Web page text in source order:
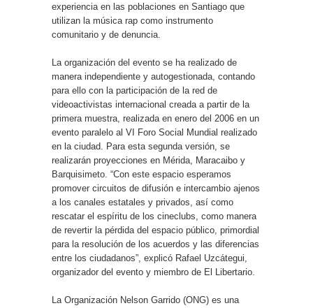
experiencia en las poblaciones en Santiago que
utilizan la música rap como instrumento
comunitario y de denuncia.
La organización del evento se ha realizado de
manera independiente y autogestionada, contando
para ello con la participación de la red de
videoactivistas internacional creada a partir de la
primera muestra, realizada en enero del 2006 en un
evento paralelo al VI Foro Social Mundial realizado
en la ciudad. Para esta segunda versión, se
realizarán proyecciones en Mérida, Maracaibo y
Barquisimeto. “Con este espacio esperamos
promover circuitos de difusión e intercambio ajenos
a los canales estatales y privados, así como
rescatar el espíritu de los cineclubs, como manera
de revertir la pérdida del espacio público, primordial
para la resolución de los acuerdos y las diferencias
entre los ciudadanos”, explicó Rafael Uzcátegui,
organizador del evento y miembro de El Libertario.
La Organización Nelson Garrido (ONG) es una